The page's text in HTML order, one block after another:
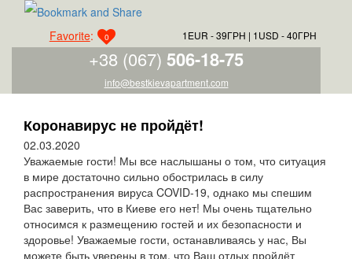
Favorite: 0 1EUR - 39ГРН 1USD - 40ГРН
+38 (067) 506-18-75
info@bestkievapartment.com
Коронавирус не пройдёт!
02.03.2020
Уважаемые гости! Мы все наслышаны о том, что ситуация
в мире достаточно сильно обострилась в силу
распространения вируса COVID-19, однако мы спешим
Вас заверить, что в Киеве его нет! Мы очень тщательно
относимся к размещению гостей и их безопасности и
здоровье! Уважаемые гости, останавливаясь у нас, Вы
можете быть уверены в том, что Ваш отдых пройдёт